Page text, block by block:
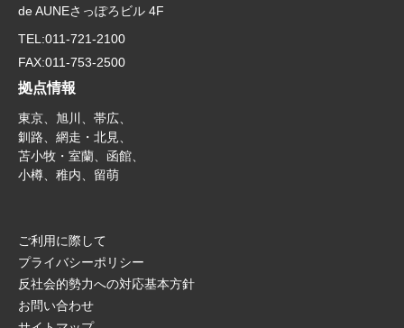
de AUNEさっぽろビル 4F
TEL:011-721-2100
FAX:011-753-2500
拠点情報
東京、旭川、帯広、
釧路、網走・北見、
苫小牧・室蘭、函館、
小樽、稚内、留萌
ご利用に際して
プライバシーポリシー
反社会的勢力への対応基本方針
お問い合わせ